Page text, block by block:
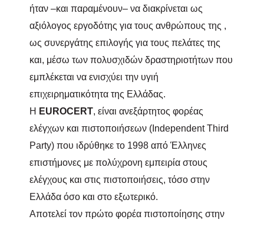
ήταν –και παραμένουν– να διακρίνεται ως
αξιόλογος εργοδότης για τους ανθρώπους της ,
ως συνεργάτης επιλογής για τους πελάτες της
και, μέσω των πολυσχιδών δραστηριοτήτων που
εμπλέκεται να ενισχύει την υγιή
επιχειρηματικότητα της Ελλάδας.
Η ΕUROCERT, είναι ανεξάρτητος φορέας
ελέγχων και πιστοποιήσεων (Ι ndependentΤhird
Party) που ιδρύθηκε το 1998 από Έλληνες
επιστήμονες με πολύχρονη εμπειρία στους
ελέγχους και στις πιστοποιήσεις, τόσο στην
Ελλάδα όσο και στο εξωτερικό.
Αποτελεί τον πρώτο φορέα πιστοποίησης στην